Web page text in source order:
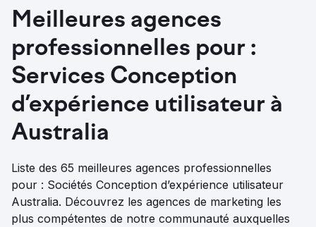
Meilleures agences
professionnelles pour :
Services Conception
d’expérience utilisateur à
Australia
Liste des 65 meilleures agences professionnelles
pour : Sociétés Conception d’expérience utilisateur
Australia. Découvrez les agences de marketing les
plus compétentes de notre communauté auxquelles